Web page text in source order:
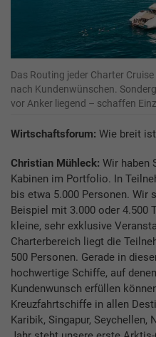
Das Routing jeder Charter
nach Kundenwünschen.
vor Anker liegend – schaffen
Wirtschaftsforum: Wie breit
Christian Mühleck: Wir haben
Kabinen im Portfolio. In
bis etwa 5.000 Personen. Wir
Beispiel mit 3.000 oder 4.500
kleine, sehr exklusive
Charterbereich liegt die
500 Personen. Gerade in
hochwertige Schiffe, auf
Kundenwunsch erfüllen
Kreuzfahrtschiffe in allen
Karibik, Singapur, Seychellen,